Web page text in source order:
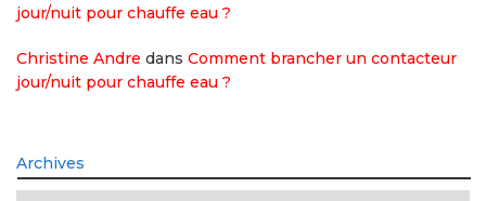
jour/nuit pour chauffe eau ?
Christine Andre dans Comment brancher un contacteur
jour/nuit pour chauffe eau ?
Archives